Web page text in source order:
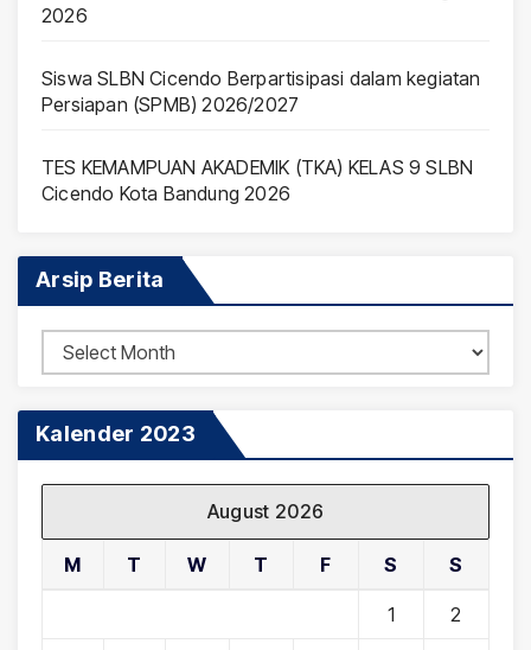
2026
Siswa SLBN Cicendo Berpartisipasi dalam kegiatan
Persiapan (SPMB) 2026/2027
TES KEMAMPUAN AKADEMIK (TKA) KELAS 9 SLBN
Cicendo Kota Bandung 2026
Arsip Berita
Arsip
Berita
Kalender 2023
August 2026
M T W T F S S
1 2